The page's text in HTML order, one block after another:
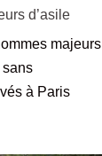
d’asile
majeurs
sans
à Paris